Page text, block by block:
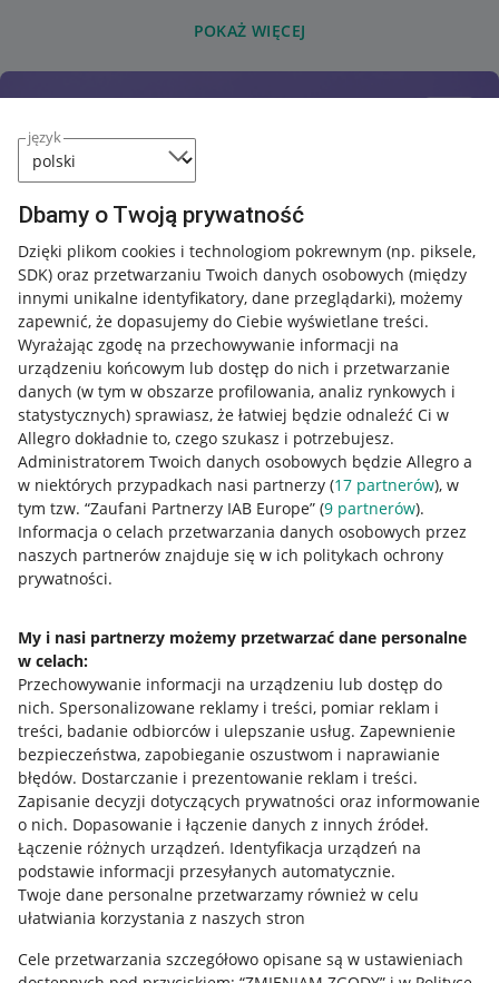
język
Dbamy o Twoją prywatność
Dzięki plikom cookies i technologiom pokrewnym (np. piksele,
SDK) oraz przetwarzaniu Twoich danych osobowych (między
innymi unikalne identyfikatory, dane przeglądarki), możemy
zapewnić, że dopasujemy do Ciebie wyświetlane treści.
Wyrażając zgodę na przechowywanie informacji na
urządzeniu końcowym lub dostęp do nich i przetwarzanie
danych (w tym w obszarze profilowania, analiz rynkowych i
statystycznych) sprawiasz, że łatwiej będzie odnaleźć Ci w
Allegro dokładnie to, czego szukasz i potrzebujesz.
Administratorem Twoich danych osobowych będzie Allegro a
w niektórych przypadkach nasi partnerzy (17 partnerów), w
tym tzw. “Zaufani Partnerzy IAB Europe” (9 partnerów).
Informacja o celach przetwarzania danych osobowych przez
naszych partnerów znajduje się w ich politykach ochrony
prywatności.
My i nasi partnerzy możemy przetwarzać dane personalne
w celach:
Przechowywanie informacji na urządzeniu lub dostęp do
nich. Spersonalizowane reklamy i treści, pomiar reklam i
treści, badanie odbiorców i ulepszanie usług. Zapewnienie
bezpieczeństwa, zapobieganie oszustwom i naprawianie
błędów. Dostarczanie i prezentowanie reklam i treści.
Zapisanie decyzji dotyczących prywatności oraz informowanie
o nich. Dopasowanie i łączenie danych z innych źródeł.
Łączenie różnych urządzeń. Identyfikacja urządzeń na
podstawie informacji przesyłanych automatycznie.
Twoje dane personalne przetwarzamy również w celu
ułatwiania korzystania z naszych stron
Cele przetwarzania szczegółowo opisane są w ustawieniach
POKAŻ WIĘCEJ
Przydatne informacje
Jak to działa
Allegro Gadane dla sprzedających
Allegro Gadane dla kupujących
Mapa miejscowości
Informacje prawne
Regulamin
Polityka plików "cookies"
Ustawienia plików "cookies"
Udostępnianie lokalizacji